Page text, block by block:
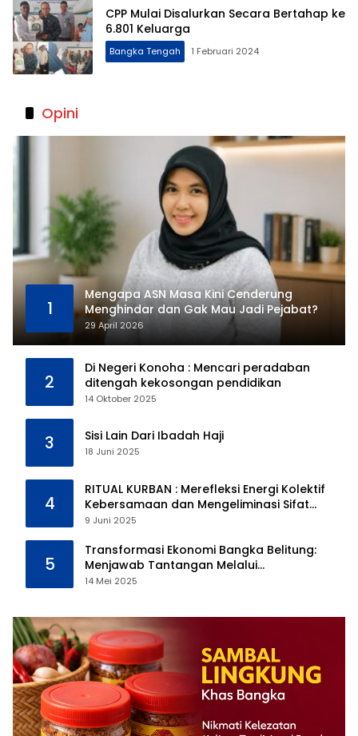
CPP Mulai Disalurkan Secara Bertahap ke
6.801 Keluarga
Bangka Tengah 1 Februari 2024
Opini
1
Mengapa ASN Masa Kini Cenderung
Menghindar dan Gak Mau Jadi Pejabat?
29 April 2026
2
Di Negeri Konoha : Mencari peradaban
ditengah kekosongan pendidikan
14 Oktober 2025
3 Sisi Lain Dari Ibadah Haji
18 Juni 2025
4
RITUAL KURBAN : Merefleksi Energi Kolektif
Kebersamaan dan Mengeliminasi Sifat
Kebinatangan Manusia
9 Juni 2025
5
Transformasi Ekonomi Bangka Belitung:
Menjawab Tantangan Melalui
Pengelolaan Sumber Daya Alam yang
14 Mei 2025